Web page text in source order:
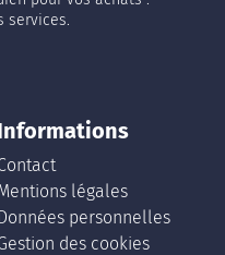
services.
légales
personnelles
des cookies